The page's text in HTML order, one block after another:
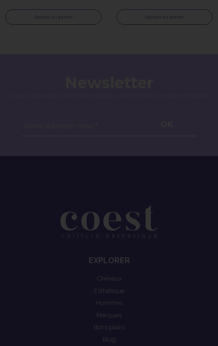
250ml
Ajouter au panier
Vitality's 4-88 est une crème
colorante avec ammoniaque
longue tenue.Ajouter au panier
EXPLORER
Cheveux
Esthétique
Hommes
Marques
Bons plans
Blog